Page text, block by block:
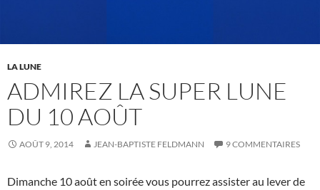
LA LUNE
ADMIREZ LA SUPER LUNE
DU 10 AOÛT
AOÛT 9, 2014 JEAN-BAPTISTE FELDMANN 9 COMMENTAIRES
Dimanche 10 août en soirée vous pourrez assister au lever de